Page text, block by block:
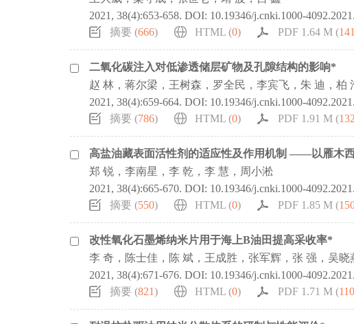
2021, 38(4):653-658. DOI: 10.19346/j.cnki.1000-
摘要 (666) HTML (0) PDF 1.64 M (
二氧化碳注入对低渗透储层矿物及孔隙结构的影响*
赵 林，蒋尔梁，王树森，罗全民，李宾飞，朱 迪，柏
2021, 38(4):659-664. DOI: 10.19346/j.cnki.1000-
摘要 (786) HTML (0) PDF 1.91 M (
高盐油藏表面活性剂的适应性及作用机制 ——以雁木
郑 锐，李南星，李 乾，李 慧，周小淞
2021, 38(4):665-670. DOI: 10.19346/j.cnki.1000-
摘要 (550) HTML (0) PDF 1.85 M (
改性氧化石墨烯纳米片用于海上B油田提高采收率*
李 奇，陈士佳，陈 斌，王成胜，张军辉，张 强，吴晓
2021, 38(4):671-676. DOI: 10.19346/j.cnki.1000-
摘要 (821) HTML (0) PDF 1.71 M (